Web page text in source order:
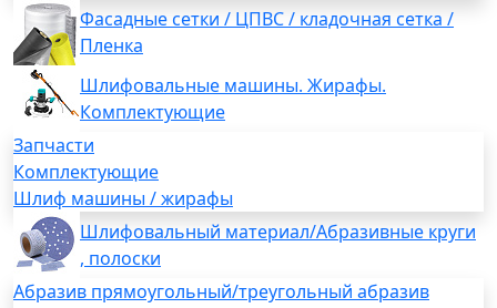
Фасадные сетки / ЦПВС / кладочная сетка /
Пленка
Шлифовальные машины. Жирафы.
Комплектующие
Запчасти
Комплектующие
Шлиф машины / жирафы
Шлифовальный материал/Абразивные круги
, полоски
Абразив прямоугольный/треугольный абразив